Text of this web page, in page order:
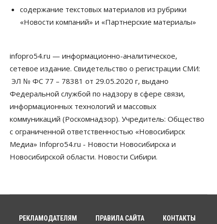
Власть
Новосибирск готовится к визиту Владимира
Бизнес Недвижимость Общество
Росреестр назвал главные причины
отказов в регистрации недвижимости в НСО
06 Августа 2026, 12:00
Телекоммуникации
В 16 населённых пунктах Мошковского района
модернизировали мобильную связь
06 Августа 2026, 11:35
Бизнес Право&Порядок ПроБизнес
06 Августа 2026, 11:00
Медики готовятся к второму пику активности
содержание текстовых материалов из рубрики
«Новости компаний» и «Партнерские материалы»
infopro54.ru — информационно-аналитическое,
сетевое издание. Свидетельство о регистрации СМИ:
ЭЛ № ФС 77 – 78381 от 29.05.2020 г, выдано
Федеральной службой по надзору в сфере связи,
информационных технологий и массовых
коммуникаций (Роскомнадзор). Учредитель: Общество
с ограниченной ответственностью «Новосибирск
Медиа» Infopro54.ru - Новости Новосибирска и
Новосибирской области. Новости Сибири.
РЕКЛАМОДАТЕЛЯМ ПРАВИЛА САЙТА КОНТАКТЫ